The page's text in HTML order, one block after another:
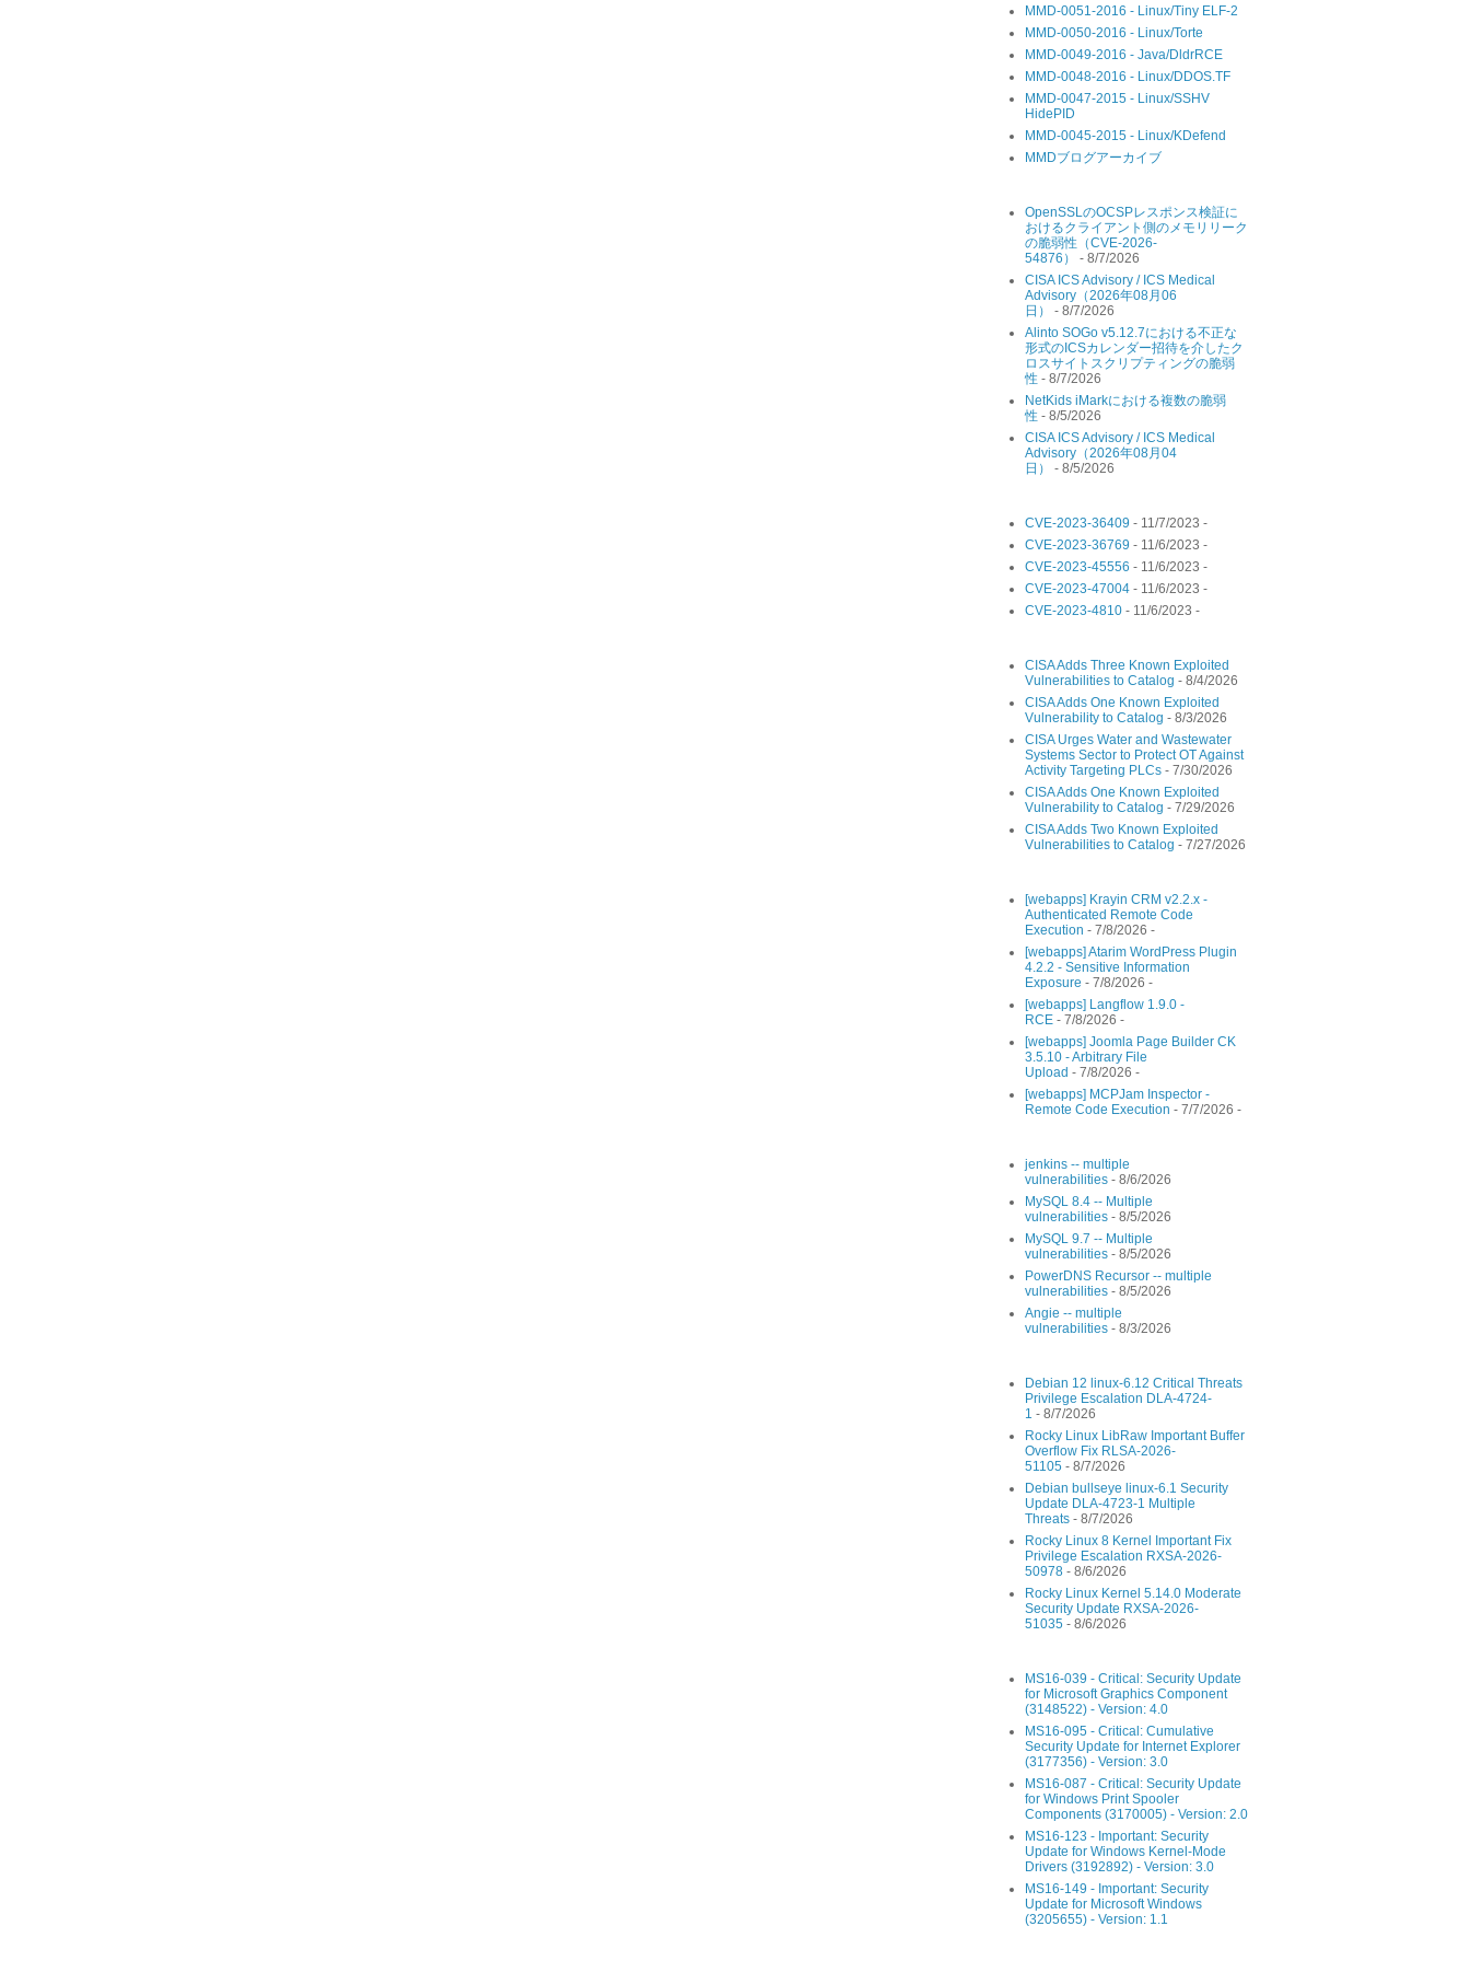
MMD-0051-2016 - Linux/Tiny ELF-2
MMD-0050-2016 - Linux/Torte
MMD-0049-2016 - Java/DldrRCE
MMD-0048-2016 - Linux/DDOS.TF
MMD-0047-2015 - Linux/SSHV
HidePID
MMD-0045-2015 - Linux/KDefend
MMDブログアーカイブ
OpenSSLのOCSPレスポンス検証に
おけるクライアント側のメモリリーク
の脆弱性（CVE-2026-
54876）
- 8/7/2026
CISA ICS Advisory / ICS Medical
Advisory（2026年08月06
日）
- 8/7/2026
Alinto SOGo v5.12.7における不正な
形式のICSカレンダー招待を介したク
ロスサイトスクリプティングの脆弱
性 - 8/7/2026
NetKids iMarkにおける複数の脆弱
性 - 8/5/2026
CISA ICS Advisory / ICS Medical
Advisory（2026年08月04
日）
- 8/5/2026
CVE-2023-36409 - 11/7/2023 -
CVE-2023-36769 - 11/6/2023 -
CVE-2023-45556 - 11/6/2023 -
CVE-2023-47004 - 11/6/2023 -
CVE-2023-4810 - 11/6/2023 -
CISA Adds Three Known Exploited
Vulnerabilities to Catalog - 8/4/2026
CISA Adds One Known Exploited
Vulnerability to Catalog - 8/3/2026
CISA Urges Water and Wastewater
Systems Sector to Protect OT Against
Activity Targeting PLCs - 7/30/2026
CISA Adds One Known Exploited
Vulnerability to Catalog - 7/29/2026
CISA Adds Two Known Exploited
Vulnerabilities to Catalog - 7/27/2026
[webapps] Krayin CRM v2.2.x -
Authenticated Remote Code
Execution - 7/8/2026 -
[webapps] Atarim WordPress Plugin
4.2.2 - Sensitive Information
Exposure - 7/8/2026 -
[webapps] Langflow 1.9.0 -
RCE - 7/8/2026 -
[webapps] Joomla Page Builder CK
3.5.10 - Arbitrary File
Upload - 7/8/2026 -
[webapps] MCPJam Inspector -
Remote Code Execution - 7/7/2026 -
jenkins -- multiple
vulnerabilities - 8/6/2026
MySQL 8.4 -- Multiple
vulnerabilities - 8/5/2026
MySQL 9.7 -- Multiple
vulnerabilities - 8/5/2026
PowerDNS Recursor -- multiple
vulnerabilities - 8/5/2026
Angie -- multiple
vulnerabilities - 8/3/2026
Debian 12 linux-6.12 Critical Threats
Privilege Escalation DLA-4724-
1 - 8/7/2026
Rocky Linux LibRaw Important Buffer
Overflow Fix RLSA-2026-
51105 - 8/7/2026
Debian bullseye linux-6.1 Security
Update DLA-4723-1 Multiple
Threats - 8/7/2026
Rocky Linux 8 Kernel Important Fix
Privilege Escalation RXSA-2026-
50978 - 8/6/2026
Rocky Linux Kernel 5.14.0 Moderate
Security Update RXSA-2026-
51035 - 8/6/2026
MS16-039 - Critical: Security Update
for Microsoft Graphics Component
(3148522) - Version: 4.0
MS16-095 - Critical: Cumulative
Security Update for Internet Explorer
(3177356) - Version: 3.0
MS16-087 - Critical: Security Update
for Windows Print Spooler
Components (3170005) - Version: 2.0
MS16-123 - Important: Security
Update for Windows Kernel-Mode
Drivers (3192892) - Version: 3.0
MS16-149 - Important: Security
Update for Microsoft Windows
(3205655) - Version: 1.1